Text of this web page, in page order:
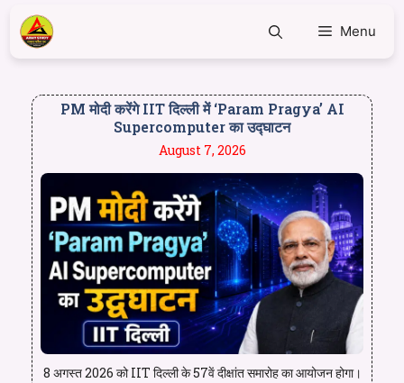
Menu
PM मोदी करेंगे IIT दिल्ली में ‘Param Pragya’ AI
Supercomputer का उद्घाटन
August 7, 2026
8 अगस्त 2026 को IIT दिल्ली के 57वें दीक्षांत समारोह का आयोजन होगा।